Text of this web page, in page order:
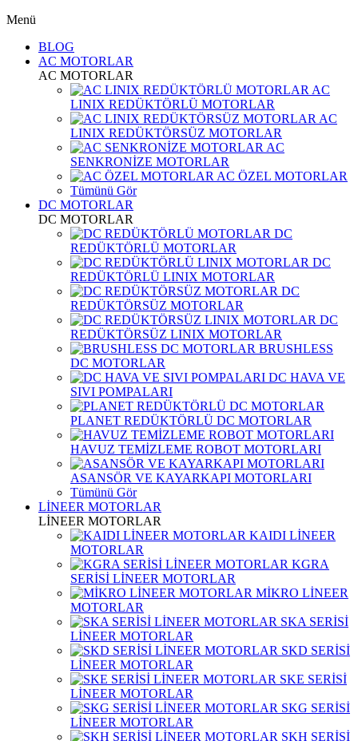
Menü
BLOG
AC MOTORLAR
AC MOTORLAR
AC
LINIX REDÜKTÖRLÜ MOTORLAR
AC
LINIX REDÜKTÖRSÜZ MOTORLAR
AC
SENKRONİZE MOTORLAR
AC ÖZEL MOTORLAR
Tümünü Gör
DC MOTORLAR
DC MOTORLAR
DC
REDÜKTÖRLÜ MOTORLAR
DC
REDÜKTÖRLÜ LINIX MOTORLAR
DC
REDÜKTÖRSÜZ MOTORLAR
DC
REDÜKTÖRSÜZ LINIX MOTORLAR
BRUSHLESS
DC MOTORLAR
DC HAVA VE
SIVI POMPALARI
PLANET REDÜKTÖRLÜ DC MOTORLAR
HAVUZ TEMİZLEME ROBOT MOTORLARI
ASANSÖR VE KAYARKAPI MOTORLARI
Tümünü Gör
LİNEER MOTORLAR
LİNEER MOTORLAR
KAIDI LİNEER
MOTORLAR
KGRA
SERİSİ LİNEER MOTORLAR
MİKRO LİNEER
MOTORLAR
SKA SERİSİ
LİNEER MOTORLAR
SKD SERİSİ
LİNEER MOTORLAR
SKE SERİSİ
LİNEER MOTORLAR
SKG SERİSİ
LİNEER MOTORLAR
SKH SERİSİ